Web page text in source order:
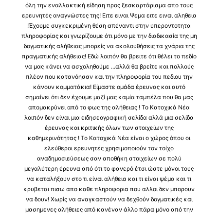
όλη την εναλλακτική είδηση προς ξεσκαρτάρισμα απο τους
ερευνητές αναγνώστες της! Ειτε ειναι Ψεμα ειτε ειναι αληθεια
!Έχουμε συγκεκριμένη θέση απέναντι στην υπεροντοτητα
πληροφορίας και γνωρίζουμε ότι μόνο με την διαδικασία της μη
δογματικής αλήθειας μπορείς να ακολουθήσεις τα χνάρια της
πραγματικής αλήθειας! Εδώ λοιπόν θα βρειτε ότι θέλει το πεδίο
να μας κάνει να ασχοληθούμε ...αλλά θα βρείτε και πολλούς
πλέον που κατανόησαν και την πληροφορία του πεδιου την
κάνουν κομματάκια! Είμαστε ομάδα έρευνας και αυτό
σημαίνει ότι δεν έχουμε μαζί μας καμία ταμπέλα που θα μας
απομακρύνει από το φως της αλήθειας ! Το Κατοχικά Νέα
λοιπόν δεν είναι μια ειδησεογραφική σελίδα αλλά μια σελίδα
έρευνας και κριτικής όλων των στοιχείων της
καθημερινότητας ! Το Κατοχικά Νέα είναι ο χώρος όπου οι
ελεύθεροι ερευνητές χρησιμοποιούν τον τοίχο
αναδημοσιεύσεως σαν αποθήκη στοιχείων σε πολύ
μεγαλύτερη έρευνα από ότι το φανερό έτσι ώστε μόνοι τους
να καταλήξουν στο τι είναι αλήθεια και τι είναι ψέμα και τι
κρυβεται πισω απο καθε πληροφορια που αλλοι δεν μπορουν
να δουν! Χωρίς να αναγκαστούν να δεχθούν δογματικές και
μασημενες αλήθειες από κανέναν άλλο πάρα μόνο από την